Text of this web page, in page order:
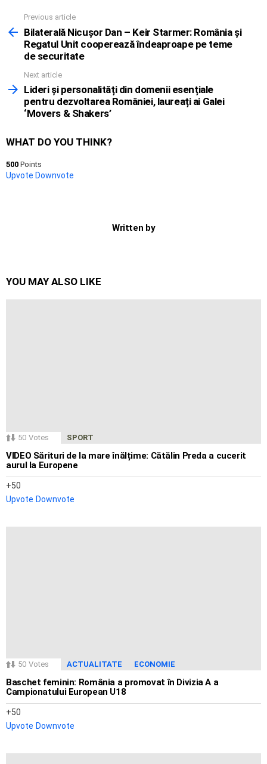
more
Previous article
Bilaterală Nicușor Dan – Keir Starmer: România și
Regatul Unit cooperează îndeaproape pe teme
de securitate
Next article
Lideri și personalități din domenii esențiale
pentru dezvoltarea României, laureați ai Galei
‘Movers & Shakers’
WHAT DO YOU THINK?
500 Points
Upvote Downvote
Written by
YOU MAY ALSO LIKE
50 Votes SPORT
VIDEO Sărituri de la mare înălțime: Cătălin Preda a cucerit
aurul la Europene
50
Upvote Downvote
50 Votes ACTUALITATE ECONOMIE
Baschet feminin: România a promovat în Divizia A a
Campionatului European U18
50
Upvote Downvote